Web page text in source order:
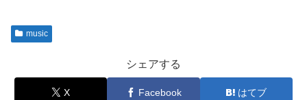
music
シェアする
X Facebook はてブ